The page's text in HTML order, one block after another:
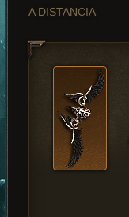
A DISTANCIA